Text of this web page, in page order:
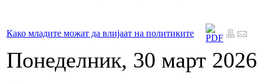
Како младите можат да влијаат на политиките
Понеделник, 30 март 2026